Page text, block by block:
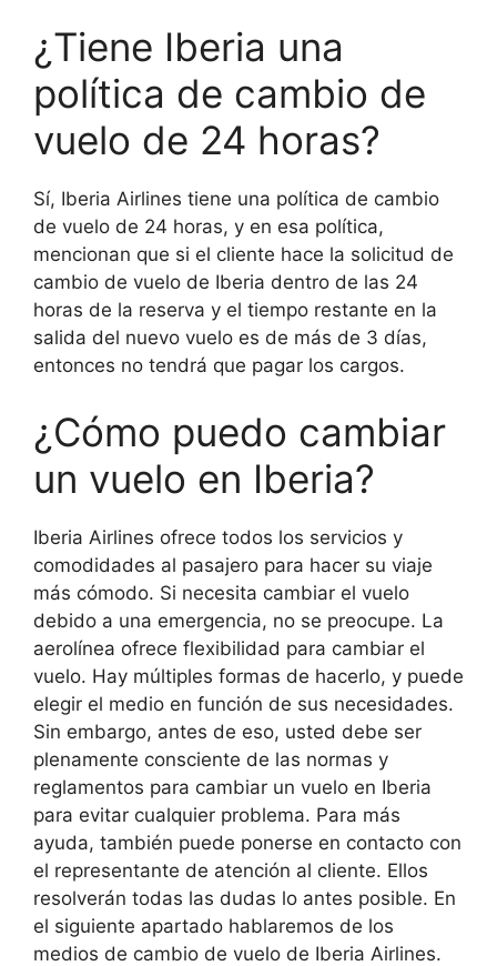
¿Tiene Iberia una
política de cambio de
vuelo de 24 horas?
Sí, Iberia Airlines tiene una política de cambio
de vuelo de 24 horas, y en esa política,
mencionan que si el cliente hace la solicitud de
cambio de vuelo de Iberia dentro de las 24
horas de la reserva y el tiempo restante en la
salida del nuevo vuelo es de más de 3 días,
entonces no tendrá que pagar los cargos.
¿Cómo puedo cambiar
un vuelo en Iberia?
Iberia Airlines ofrece todos los servicios y
comodidades al pasajero para hacer su viaje
más cómodo. Si necesita cambiar el vuelo
debido a una emergencia, no se preocupe. La
aerolínea ofrece flexibilidad para cambiar el
vuelo. Hay múltiples formas de hacerlo, y puede
elegir el medio en función de sus necesidades.
Sin embargo, antes de eso, usted debe ser
plenamente consciente de las normas y
reglamentos para cambiar un vuelo en Iberia
para evitar cualquier problema. Para más
ayuda, también puede ponerse en contacto con
el representante de atención al cliente. Ellos
resolverán todas las dudas lo antes posible. En
el siguiente apartado hablaremos de los
medios de cambio de vuelo de Iberia Airlines.